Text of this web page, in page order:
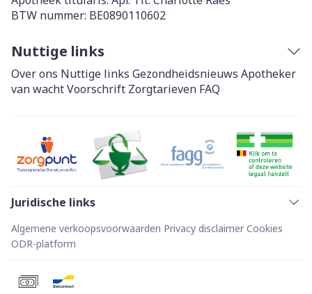
BTW nummer: BE0890110602
Nuttige links
Over ons Nuttige links Gezondheidsnieuws Apotheker
van wachtVoorschrift Zorgtarieven FAQ
Juridische links
Algemene verkoopsvoorwaarden Privacy disclaimer Cookies
ODR-platform